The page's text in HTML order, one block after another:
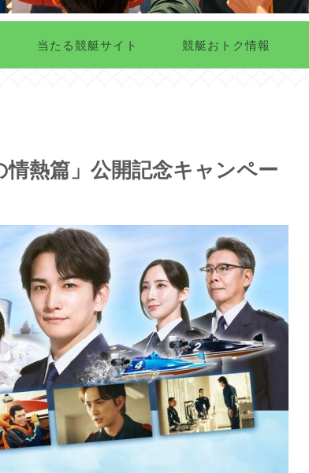
当たる競艇サイト 競艇おトク情報
熱篇」公開記念キャンペー